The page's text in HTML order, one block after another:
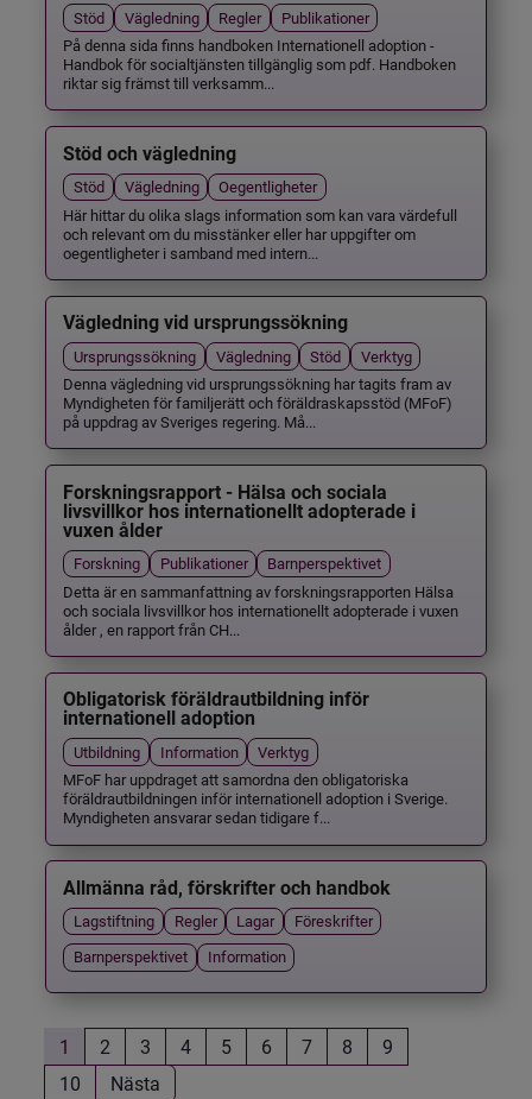
Stöd Vägledning Regler
Publikationer
På denna sida finns handboken Internationell adoption -
Handbok för socialtjänsten tillgänglig som pdf. Handboken
riktar sig främst till verksamm...
Stöd och vägledning
Stöd Vägledning
Oegentligheter
Här hittar du olika slags information som kan vara värdefull
och relevant om du misstänker eller har uppgifter om
oegentligheter i samband med intern...
Vägledning vid ursprungssökning
Ursprungssökning Vägledning Stöd
Verktyg
Denna vägledning vid ursprungssökning har tagits fram av
Myndigheten för familjerätt och föräldraskapsstöd (MFoF)
på uppdrag av Sveriges regering. Må...
Forskningsrapport - Hälsa och sociala
livsvillkor hos internationellt adopterade i
vuxen ålder
Forskning Publikationer
Barnperspektivet
Detta är en sammanfattning av forskningsrapporten Hälsa
och sociala livsvillkor hos internationellt adopterade i vuxen
ålder , en rapport från CH...
Obligatorisk föräldrautbildning inför
internationell adoption
Utbildning Information
Verktyg
MFoF har uppdraget att samordna den obligatoriska
föräldrautbildningen inför internationell adoption i Sverige.
Myndigheten ansvarar sedan tidigare f...
Allmänna råd, förskrifter och handbok
Lagstiftning Regler Lagar
Föreskrifter
Barnperspektivet
Information
1 2 3 4 5 6 7 8
9
10
Nästa